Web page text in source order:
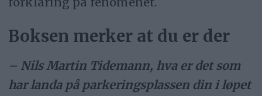
Boksen merker at du er der
– Nils Martin Tidemann, hva er det som
har landa på parkeringsplassen din i løpet